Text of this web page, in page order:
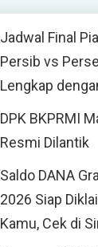
Jadwal Final
Persib vs
Lengkap
DPK BKPRMI
Resmi Dilantik
Saldo DANA
2026 Siap
Kamu, Cek di